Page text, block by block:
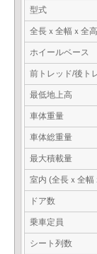
型式
全長ｘ全幅ｘ全高
ホイールベース
前トレッド/後ト
最低地上高
車体重量
車体総重量
最大積載量
室内 (全長ｘ全幅
ドア数
乗車定員
シート列数